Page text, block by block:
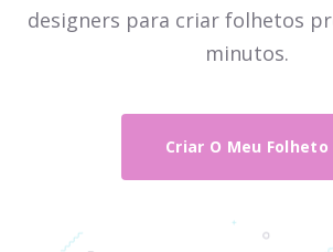
designers para criar folhetos
minutos.
Criar O Meu Folheto